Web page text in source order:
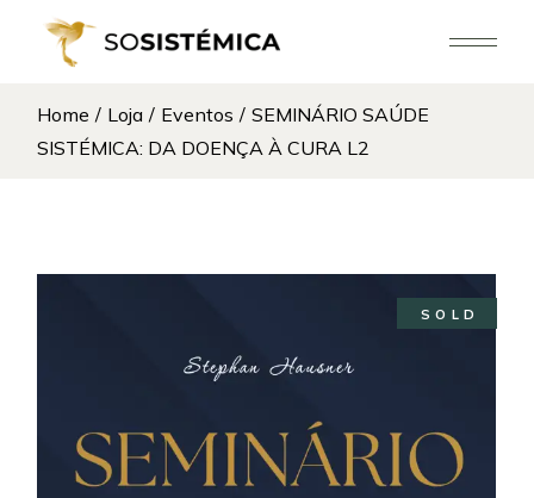
content
Home Loja Eventos
SEMINÁRIO SAÚDE
SISTÉMICA: DA DOENÇA À CURA L2
SOLD